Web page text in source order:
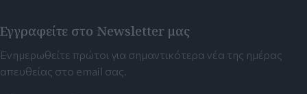
Εγγραφείτε στο Newsletter μας
Ενημερωθείτε πρώτοι για σημαντικότερα νέα της ημέρας
απευθείας στο email σας.